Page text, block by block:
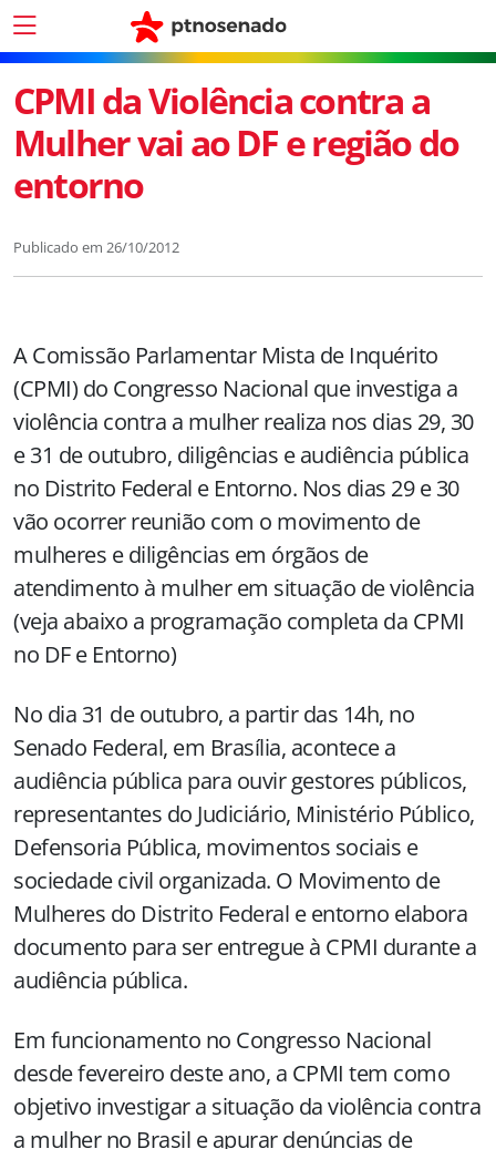
CPMI da Violência contra a
Mulher vai ao DF e região do
entorno
Publicado em 26/10/2012
A Comissão Parlamentar Mista de Inquérito
(CPMI) do Congresso Nacional que investiga a
violência contra a mulher realiza nos dias 29, 30
e 31 de outubro, diligências e audiência pública
no Distrito Federal e Entorno. Nos dias 29 e 30
vão ocorrer reunião com o movimento de
mulheres e diligências em órgãos de
atendimento à mulher em situação de violência
(veja abaixo a programação completa da CPMI
no DF e Entorno)
No dia 31 de outubro, a partir das 14h, no
Senado Federal, em Brasília, acontece a
audiência pública para ouvir gestores públicos,
representantes do Judiciário, Ministério Público,
Defensoria Pública, movimentos sociais e
sociedade civil organizada. O Movimento de
Mulheres do Distrito Federal e entorno elabora
documento para ser entregue à CPMI durante a
audiência pública.
Em funcionamento no Congresso Nacional
desde fevereiro deste ano, a CPMI tem como
objetivo investigar a situação da violência contra
a mulher no Brasil e apurar denúncias de